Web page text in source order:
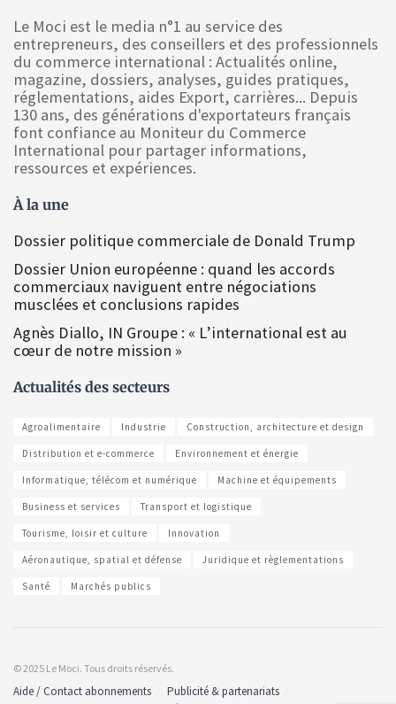
Le Moci est le media n°1 au service des
entrepreneurs, des conseillers et des professionnels
du commerce international : Actualités online,
magazine, dossiers, analyses, guides pratiques,
réglementations, aides Export, carrières... Depuis
130 ans, des générations d'exportateurs français
font confiance au Moniteur du Commerce
International pour partager informations,
ressources et expériences.
À la une
Dossier politique commerciale de Donald Trump
Dossier Union européenne : quand les accords
commerciaux naviguent entre négociations
musclées et conclusions rapides
Agnès Diallo, IN Groupe : « L’international est au
cœur de notre mission »
Actualités des secteurs
Agroalimentaire Industrie Construction, architecture et design
Distribution et e-commerce Environnement et énergie
Informatique, télécom et numérique Machine et équipements
Business et services Transport et logistique
Tourisme, loisir et culture Innovation
Aéronautique, spatial et défense Juridique et règlementations
Santé Marchés publics
© 2025 Le Moci. Tous droits réservés.
Aide / Contact abonnements
Publicité & partenariats